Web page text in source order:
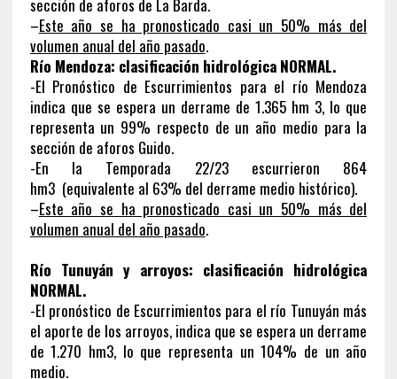
sección de aforos de La Barda.
–Este año se ha pronosticado casi un 50% más del
volumen anual del año pasado.
Río Mendoza: clasificación hidrológica NORMAL.
-El Pronóstico de Escurrimientos para el río Mendoza
indica que se espera un derrame de 1.365 hm 3, lo que
representa un 99% respecto de un año medio para la
sección de aforos Guido.
-En la Temporada 22/23 escurrieron 864
hm3 (equivalente al 63% del derrame medio histórico).
–Este año se ha pronosticado casi un 50% más del
volumen anual del año pasado.
Río Tunuyán y arroyos: clasificación hidrológica
NORMAL.
-El pronóstico de Escurrimientos para el río Tunuyán más
el aporte de los arroyos, indica que se espera un derrame
de 1.270 hm3, lo que representa un 104% de un año
medio.